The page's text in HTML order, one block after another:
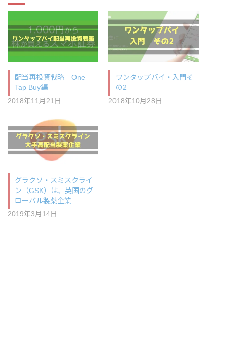
配当再投資戦略 One
Tap Buy編
2018年11月21日
ワンタップバイ・入門そ
の2
2018年10月28日
グラクソ・スミスクライ
ン（GSK）は、英国のグ
ローバル製薬企業
2019年3月14日